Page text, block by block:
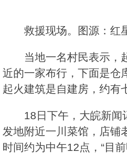
救援现场。图源：红
当地一名村民表示，
近的一家布行，下面是仓
起火建筑是自建房，约有
18日下午，大皖新闻
发地附近一川菜馆，店铺
时间约为中午12点，“目